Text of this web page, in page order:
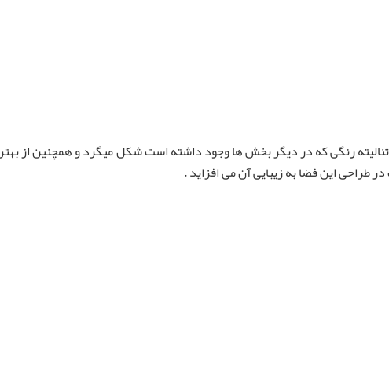
رنگی که در دیگر بخش ها وجود داشته است شکل میگرد و همچنین از
این فضا به زیبایی آن می افزاید .